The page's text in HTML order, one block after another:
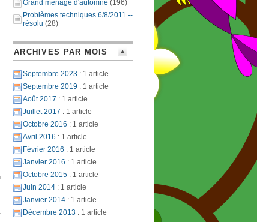
Grand ménage d'automne (196)
Problèmes techniques 6/8/2011 --
résolu (28)
ARCHIVES PAR MOIS
Septembre 2023 : 1 article
Septembre 2019 : 1 article
Août 2017 : 1 article
Juillet 2017 : 1 article
Octobre 2016 : 1 article
Avril 2016 : 1 article
Février 2016 : 1 article
Janvier 2016 : 1 article
Octobre 2015 : 1 article
Juin 2014 : 1 article
Janvier 2014 : 1 article
Décembre 2013 : 1 article